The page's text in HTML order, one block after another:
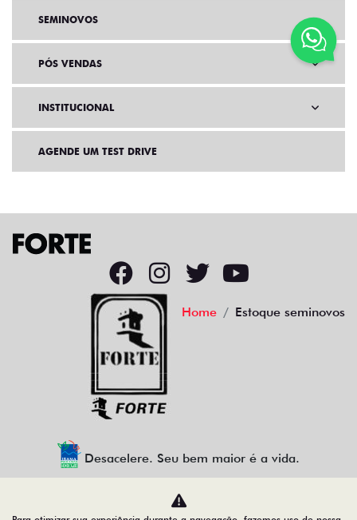
SEMINOVOS
PÓS VENDAS
INSTITUCIONAL
AGENDE UM TEST DRIVE
Home Estoque seminovos
Desacelere. Seu bem maior é a vida.